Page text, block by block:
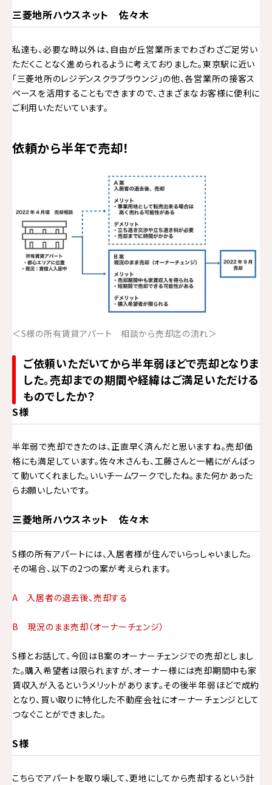
三菱地所ハウスネット 佐々木
私達も、必要な時以外は、自由が丘営業所までわざわざご足労い
ただくことなく進められるように考えておりました。東京駅に近い
「三菱地所のレジデンスクラブラウンジ」の他、各営業所の接客ス
ペースを活用することもできますので、さまざまなお客様に便利に
ご利用いただいています。
依頼から半年で売却！
＜S様の所有賃貸アパート 相談から売却迄の流れ＞
ご依頼いただいてから半年弱ほどで売却となりま
した。売却までの期間や経緯はご満足いただける
ものでしたか？
S様
半年弱で売却できたのは、正直早く済んだと思いますね。売却価
格にも満足しています。佐々木さんも、工藤さんと一緒にがんばっ
て動いてくれました。いいチームワークでしたね。また何かあった
らお願いしたいです。
三菱地所ハウスネット 佐々木
S様の所有アパートには、入居者様が住んでいらっしゃいました。
その場合、以下の2つの案が考えられます。
A 入居者の退去後、売却する
B 現況のまま売却（オーナーチェンジ）
S様とお話して、今回はB案のオーナーチェンジでの売却としまし
た。購入希望者は限られますが、オーナー様には売却期間中も家
賃収入が入るというメリットがあります。その後半年弱ほどで成約
となり、買い取りに特化した不動産会社にオーナーチェンジとして
つなぐことができました。
S様
こちらでアパートを取り壊して、更地にしてから売却するという計